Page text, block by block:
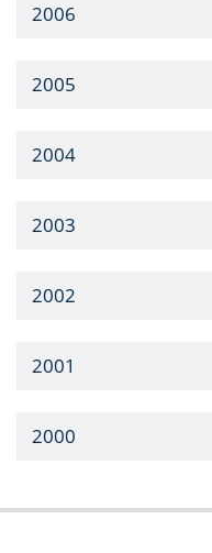
2006
2005
2004
2003
2002
2001
2000